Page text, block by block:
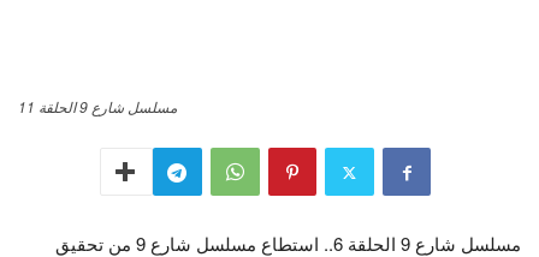
مسلسل شارع 9 الحلقة 11
مسلسل شارع 9 الحلقة 6.. استطاع مسلسل شارع 9 من تحقيق